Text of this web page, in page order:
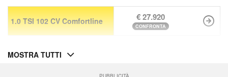
1.0 TSI 102 CV Comfortline € 27.920
CONFRONTA
MOSTRA TUTTI